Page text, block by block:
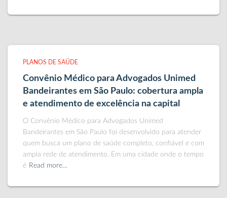
PLANOS DE SAÚDE
Convênio Médico para Advogados Unimed
Bandeirantes em São Paulo: cobertura ampla
e atendimento de excelência na capital
O Convênio Médico para Advogados Unimed
Bandeirantes em São Paulo foi desenvolvido para atender
quem busca um plano de saúde completo, confiável e com
ampla rede de atendimento. Em uma cidade onde o tempo
é Read more…